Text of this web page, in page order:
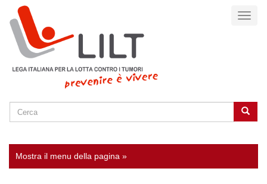
contenuto
principale
SEARCH Cerca
Mostra il menu della pagina »